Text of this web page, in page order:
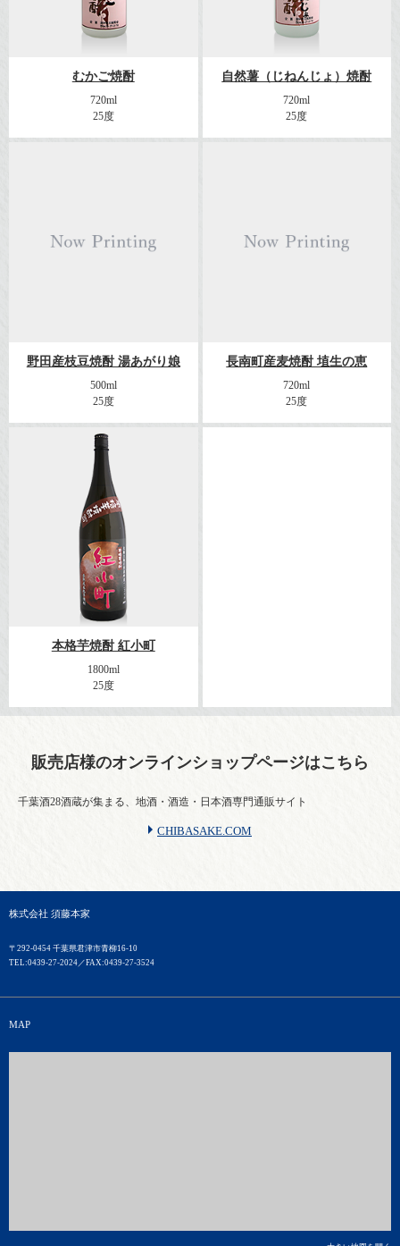
むかご焼酎
720ml
25度
自然薯（じねんじょ）焼酎
720ml
25度
野田産枝豆焼酎 湯あがり娘
500ml
25度
長南町産麦焼酎 埴生の恵
720ml
25度
本格芋焼酎 紅小町
1800ml
25度
販売店様のオンラインショップページはこちら
千葉酒28酒蔵が集まる、地酒・酒造・日本酒専門通販サイト
CHIBASAKE.COM
株式会社 須藤本家
〒292-0454 千葉県君津市⻘柳16-10
TEL:0439-27-2024／FAX:0439-27-3524
MAP